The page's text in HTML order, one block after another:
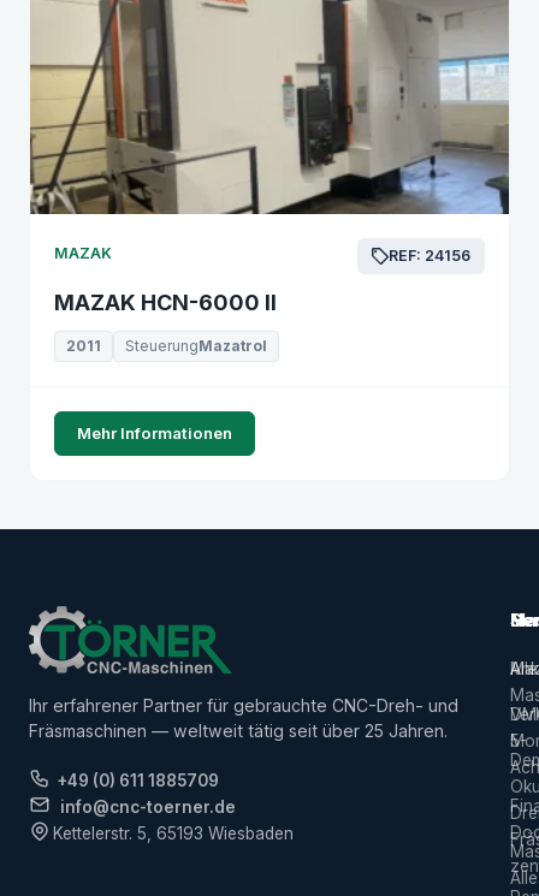
MAZAK REF: 24156
MAZAK HCN-6000 II
2011 SteuerungMazatrol
Mehr Informationen
Ihr erfahrener Partner für gebrauchte CNC-Dreh- und
Fräsmaschinen — weltweit tätig seit über 25 Jahren.
+49 (0) 611 1885709
info@cnc-toerner.de
Kettelerstr. 5, 65193 Wiesbaden
Alle
5-
Alle